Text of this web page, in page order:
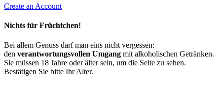
Create an Account
Nichts für Früchtchen!
Bei allem Genuss darf man eins nicht vergessen:
den verantwortungsvollen Umgang mit alkoholischen Getränken.
Sie müssen 18 Jahre oder älter sein, um die Seite zu sehen.
Bestätigen Sie bitte Ihr Alter.